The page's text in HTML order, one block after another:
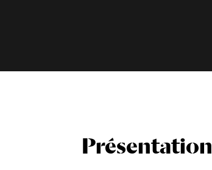
Présentation